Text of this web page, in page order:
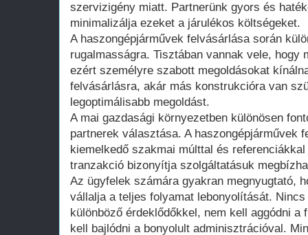
szervizigény miatt. Partnerünk gyors és
minimalizálja ezeket a járulékos költségeket.
A haszongépjárművek felvásárlása során
rugalmasságra. Tisztában vannak vele, hogy
ezért személyre szabott megoldásokat
felvásárlásra, akár más konstrukcióra van
legoptimálisabb megoldást.
A mai gazdasági környezetben különösen
partnerek választása. A haszongépjárművek
kiemelkedő szakmai múlttal és
tranzakció bizonyítja szolgáltatásuk
Az ügyfelek számára gyakran megnyugtató,
vállalja a teljes folyamat lebonyolítását.
különböző érdeklődőkkel, nem kell aggódni
kell bajlódni a bonyolult adminisztrációval.